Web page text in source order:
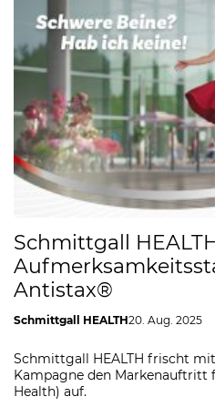
Schmittgall
Antistax®
Schmittgall HEALTH20. Aug. 2025
Schmittgall HEALTH frischt
Kampagne den Markenauftritt
Health) auf.